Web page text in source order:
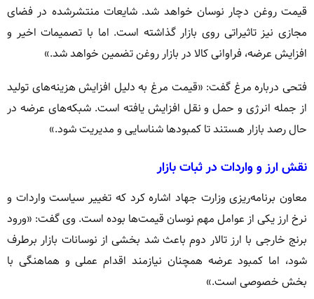
قیمت روغن دچار نوسان خواهد شد. شایعات منتشرشده در فضای
مجازی نیز تاثیراتی روی بازار گذاشته است. اما با تصمیمات اخیر و
افزایش عرضه، فراوانی کالا در بازار روغن تضمین خواهد شد.»
فتحی درباره مرغ گفت: «قیمت مرغ به دلیل افزایش هزینه‌های تولید
از جمله انرژی و حمل و نقل افزایش یافته است. شبکه‌های عرضه در
حال رصد بازار هستند تا کمبودها شناسایی و مدیریت شود.»
نقش ارز و واردات در ثبات بازار
معاون برنامه‌ریزی وزارت جهاد اشاره کرد که تغییر سیاست واردات و
نرخ ارز یکی از عوامل مهم نوسان قیمت‌ها بوده است. وی گفت: «ورود
برنج خارجی با ارز تالار دوم باعث شد بخشی از نوسانات بازار برطرف
شود، اما کمبود عرضه همچنان نیازمند اقدام عملی و هماهنگی با
بخش خصوصی است.»